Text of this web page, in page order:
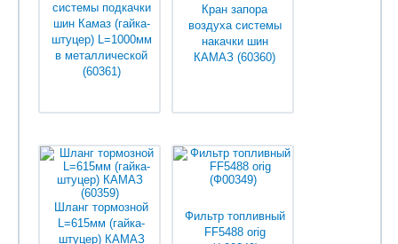
системы подкачки
шин Камаз (гайка-
штуцер) L=1000мм
в металлической
(60361)
менеджеров
Кран запора
воздуха системы
накачки шин
КАМАЗ (60360)
менеджеров
Шланг тормозной
L=615мм (гайка-
штуцер) КАМАЗ
Фильтр топливный
FF5488 orig